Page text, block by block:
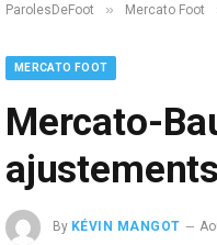
ParolesDeFoot » Mercato Foot
MERCATO FOOT
Mercato-
By KÉVIN MANGOT